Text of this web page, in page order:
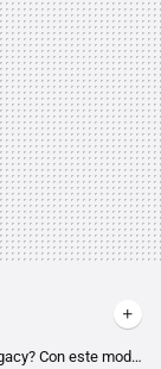
¿Quieres darle un toque Pokémon a Hogwarts Legacy? Con este mod ahora podrás luchar junto a tus mascotas en el colegio de Harry Potter